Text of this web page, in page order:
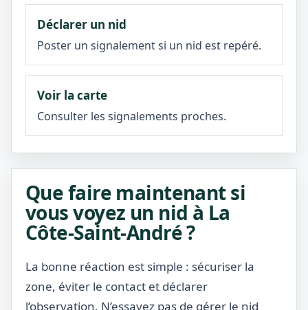
Déclarer un nid
Poster un signalement si un nid est repéré.
Voir la carte
Consulter les signalements proches.
Que faire maintenant si
vous voyez un nid à La
Côte-Saint-André ?
La bonne réaction est simple : sécuriser la
zone, éviter le contact et déclarer
l’observation. N’essayez pas de gérer le nid